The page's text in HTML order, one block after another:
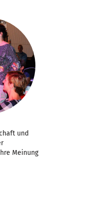
und
Meinung